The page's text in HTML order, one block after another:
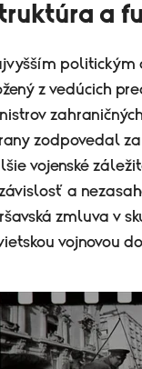
a
politickým
z vedúcich
zodpovedal za
vojenské
a
zmluva v
vojnovou